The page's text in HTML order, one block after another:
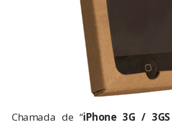
Chamada de “iPhone 3G /